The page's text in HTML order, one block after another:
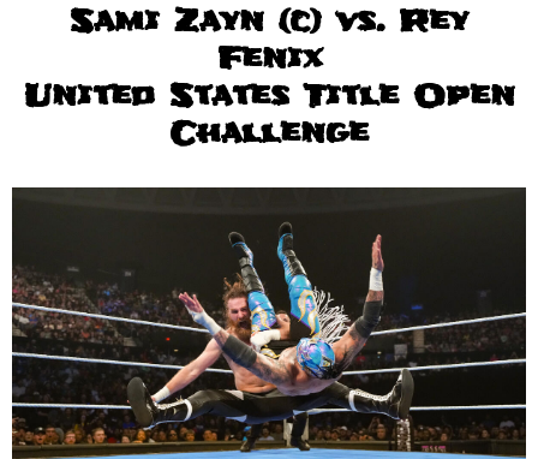
Sami Zayn (c) vs. Rey
Fenix
United States Title Open
Challenge